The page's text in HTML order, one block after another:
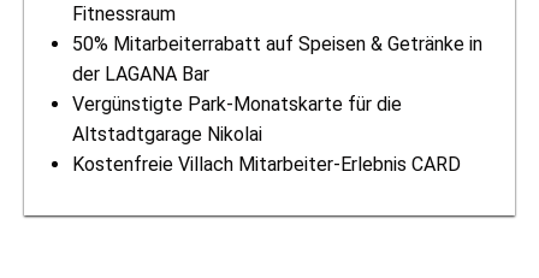
Fitnessraum
50% Mitarbeiterrabatt auf Speisen & Getränke in
der LAGANA Bar
Vergünstigte Park-Monatskarte für die
Altstadtgarage Nikolai
Kostenfreie Villach Mitarbeiter-Erlebnis CARD